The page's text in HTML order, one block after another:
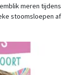
meren tijdens
stoomsloepen af